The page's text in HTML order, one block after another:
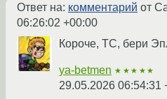
Ответ на: комментарий от
06:26:02 +00:00
Короче, ТС, бери
ya-betmen ★★★★★
29.05.2026 06:54:31